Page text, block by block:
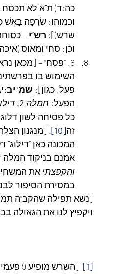
כה:ד) ת”א לא תכסח.
וכמוהו: שְׂרֻפָה בָאֵשׁ
שרש)]: רש”י –
וכן: סחי ומאוס
8. “פסח” – [מכאן
השימוש בו
פעל, כגון]: שמ’
הפעל: חמלה 2.
כל פסיחה לשון
זה[10] . [מנגנון
המכונה כאן
אמנם בניקוד המלה
והקפצתי את
במסירת הסיפור
[נשא תפילה שהקב”ה
ויקפיץ לנו את הגאולה
[1]
  [השרש מופיע 9 פעמים בפרשתינו (לענין פסח שני), לעומת 8 פעמים בפרשת בא!]